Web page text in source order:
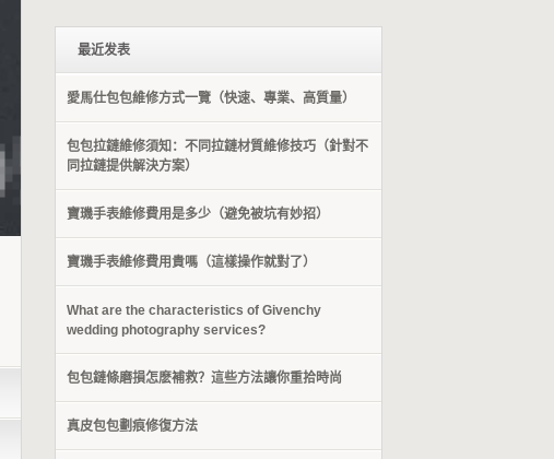
最近发表
愛馬仕包包維修方式一覽（快速、專業、高質量）
包包拉鏈維修須知：不同拉鏈材質維修技巧（針對不
同拉鏈提供解決方案）
​寶璣手表維修費用是多少（避免被坑有妙招）
​寶璣手表維修費用貴嗎（這樣操作就對了）
What are the characteristics of Givenchy
wedding photography services?
包包鏈條磨損怎麽補救？這些方法讓你重拾時尚
​真皮包包劃痕修復方法